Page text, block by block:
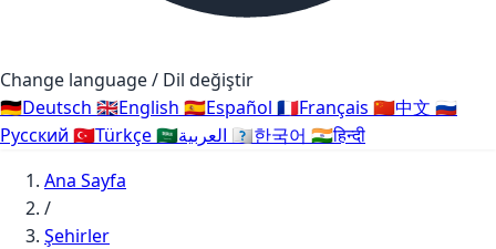
Change language / Dil değiştir
🇩🇪Deutsch 🇬🇧English 🇪🇸Español 🇫🇷Français 🇨🇳中文 🇷🇺
Русский 🇹🇷Türkçe🇸🇦 🇰🇷한국어 🇮🇳हिन्दी
Ana Sayfa
/
Şehirler